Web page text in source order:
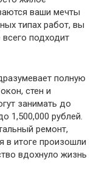
ваши мечты
типах работ, вы
подходит
полную
стен и
занимать до
1,500,000 рублей.
ремонт,
в итоге произошли
вдохнуло жизнь